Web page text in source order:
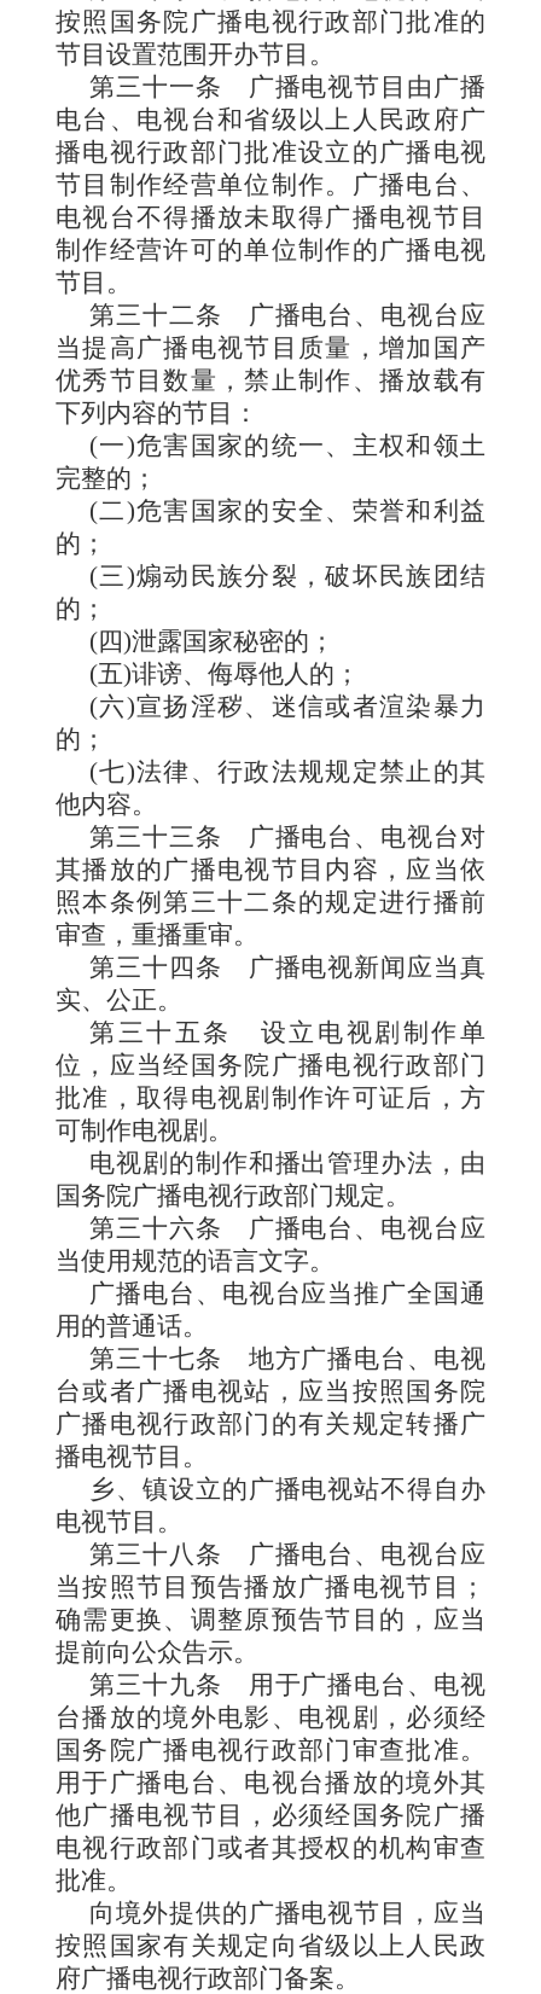
按照国务院广播电视行政部门批准的
节目设置范围开办节目。
第三十一条 广播电视节目由广播
电台、电视台和省级以上人民政府广
播电视行政部门批准设立的广播电视
节目制作经营单位制作。广播电台、
电视台不得播放未取得广播电视节目
制作经营许可的单位制作的广播电视
节目。
第三十二条 广播电台 、电视台应
当提高广播电视节目质量，增加国产
优秀节目数量，禁止制作、播放载有
下列内容的节目：
(一)危害国家的统一、主权和领土
完整的；
(二)危害国家的安全、荣誉和利益
的；
(三)煽动民族分裂，破坏民族团结
的；
(四)泄露国家秘密的；
(五)诽谤、侮辱他人的；
(六)宣扬淫秽、迷信或者渲染暴力
的；
(七)法律、行政法规规定禁止的其
他内容。
第三十三条 广播电台、电视台对
其播放的广播电视节目内容，应当依
照本条例第三十二条的规定进行播前
审查，重播重审。
第三十四条 广播电视新闻应当真
实、公正。
第三十五条
设立电视剧制作单
位，应当经国务院广播电视行政部门
批准，取得电视剧制作许可证后，方
可制作电视剧。
电视剧的制作和播出管理办法，由
国务院广播电视行政部门规定。
第三十六条 广播电台、电视台应
当使用规范的语言文字。
广播电台、电视台应当推广全国通
用的普通话。
第三十七条 地方广播电台、电视
台或者广播电视站，应当按照国务院
广播电视行政部门的有关规定转播广
播电视节目。
乡、镇设立的广播电视站不得自办
电视节目。
第三十八条 广播电台、电视台应
当按照节目预告播放广播电视节目；
确需更换、调整原预告节目的，应当
提前向公众告示。
第三十九条 用于广播电台、电视
台播放的境外电影、电视剧，必须经
国务院广播电视行政部门审查批准。
用于广播电台、电视台播放的境外其
他广播电视节目，必须经国务院广播
电视行政部门或者其授权的机构审查
批准。
向境外提供的广播电视节目，应当
按照国家有关规定向省级以上人民政
府广播电视行政部门备案。